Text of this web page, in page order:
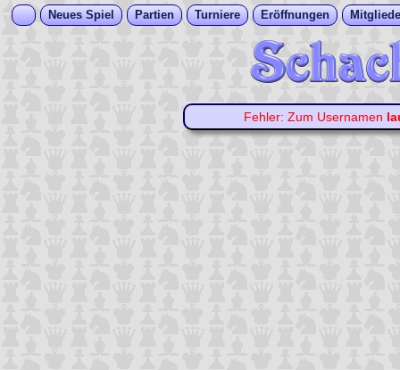
Neues Spiel Partien Turniere Eröffnungen
Fehler: Zum Usernamen